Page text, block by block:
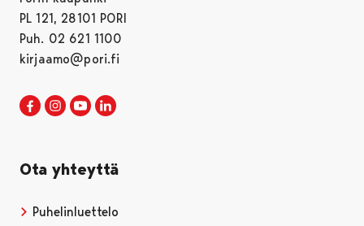
PL 121, 28101 PORI
Puh. 02 621 1100
kirjaamo@pori.fi
Porin kaupunki Facebookissa
Avautuu uudessa välilehdessä
Porin kaupunki Instagramissa
Avautuu uudessa välilehdessä
Porin kaupunki Youtubessa
Avautuu uudessa välilehdessä
Ota yhteyttä
Puhelinluettelo